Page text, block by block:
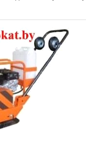
основания напрямую